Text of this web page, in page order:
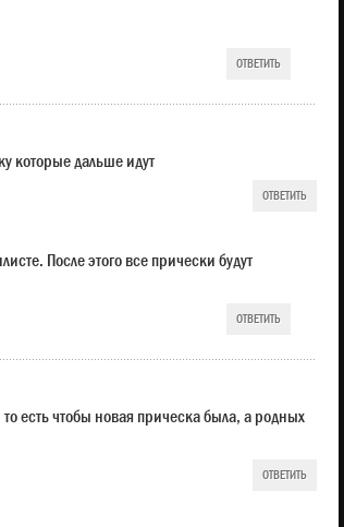
ОТВЕТИТЬ
которые дальше идут
ОТВЕТИТЬ
После этого все прически будут
ОТВЕТИТЬ
есть чтобы новая прическа была, а родных
ОТВЕТИТЬ